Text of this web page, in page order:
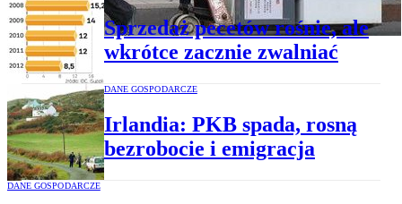
Sprzedaż pecetów rośnie, ale
wkrótce zacznie zwalniać
DANE GOSPODARCZE
Irlandia: PKB spada, rosną
bezrobocie i emigracja
DANE GOSPODARCZE